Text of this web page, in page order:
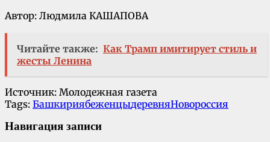
Автор: Людмила КАШАПОВА
Читайте также: Как Трамп имитирует стиль и
жесты Ленина
Источник: Молодежная газета
Tags: БашкириябеженцыдеревняНовороссия
Навигация записи